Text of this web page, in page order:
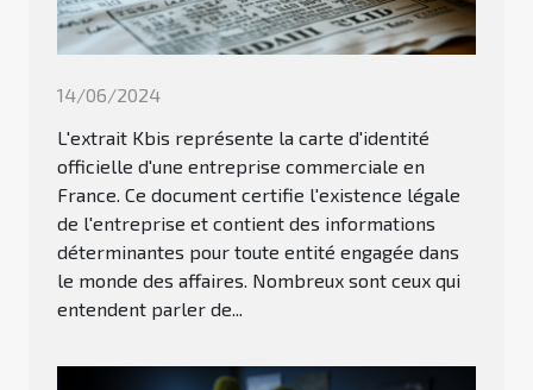
14/06/2024
L'extrait Kbis représente la carte d'identité
officielle d'une entreprise commerciale en
France. Ce document certifie l'existence légale
de l'entreprise et contient des informations
déterminantes pour toute entité engagée dans
le monde des affaires. Nombreux sont ceux qui
entendent parler de...